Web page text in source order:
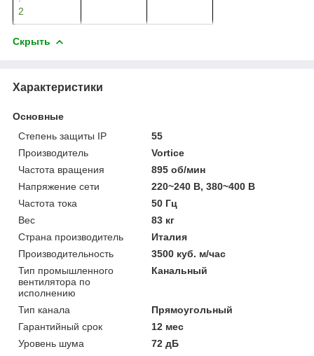
2
Скрыть
Характеристики
Основные
Степень защиты IP
55
Производитель
Vortice
Частота вращения
895 об/мин
Напряжение сети
220~240 В, 380~400 В
Частота тока
50 Гц
Вес
83 кг
Страна производитель
Италия
Производительность
3500 куб. м/час
Тип промышленного
вентилятора по
исполнению
Канальный
Тип канала
Прямоугольный
Гарантийный срок
12 мес
Уровень шума
72 дБ